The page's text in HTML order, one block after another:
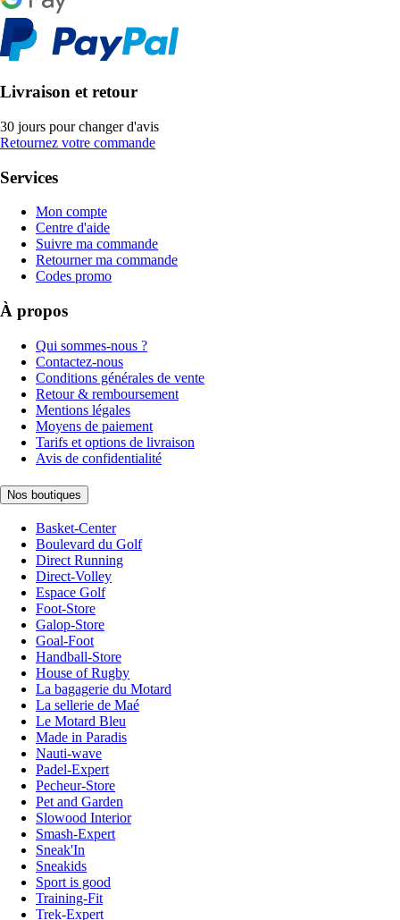
Livraison et retour
30 jours pour changer d'avis
Retournez votre commande
Services
Mon compte
Centre d'aide
Suivre ma commande
Retourner ma commande
Codes promo
À propos
Qui sommes-nous ?
Contactez-nous
Conditions générales de vente
Retour & remboursement
Mentions légales
Moyens de paiement
Tarifs et options de livraison
Avis de confidentialité
Nos boutiques
Basket-Center
Boulevard du Golf
Direct Running
Direct-Volley
Espace Golf
Foot-Store
Galop-Store
Goal-Foot
Handball-Store
House of Rugby
La bagagerie du Motard
La sellerie de Maé
Le Motard Bleu
Made in Paradis
Nauti-wave
Padel-Expert
Pecheur-Store
Pet and Garden
Slowood Interior
Smash-Expert
Sneak'In
Sneakids
Sport is good
Training-Fit
Trek-Expert